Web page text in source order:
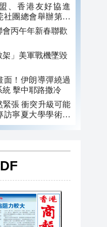
、香港友好協進
社團總會舉辦第二
盆菜宴」
丙午年新春聯歡
架」美軍戰機墜毀
面！伊朗導彈繞過
統 擊中耶路撒冷
緊張 衝突升級可能
寧夏大學學術副
伯國家研究院執